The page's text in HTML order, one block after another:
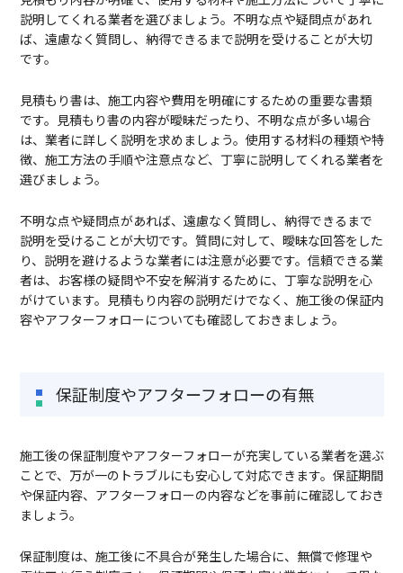
説明してくれる業者を選びましょう。不明な点や疑問点があれ
ば、遠慮なく質問し、納得できるまで説明を受けることが大切
です。
見積もり書は、施工内容や費用を明確にするための重要な書類
です。見積もり書の内容が曖昧だったり、不明な点が多い場合
は、業者に詳しく説明を求めましょう。使用する材料の種類や特
徴、施工方法の手順や注意点など、丁寧に説明してくれる業者を
選びましょう。
不明な点や疑問点があれば、遠慮なく質問し、納得できるまで
説明を受けることが大切です。質問に対して、曖昧な回答をした
り、説明を避けるような業者には注意が必要です。信頼できる業
者は、お客様の疑問や不安を解消するために、丁寧な説明を心
がけています。見積もり内容の説明だけでなく、施工後の保証内
容やアフターフォローについても確認しておきましょう。
保証制度やアフターフォローの有無
施工後の保証制度やアフターフォローが充実している業者を選ぶ
ことで、万が一のトラブルにも安心して対応できます。保証期間
や保証内容、アフターフォローの内容などを事前に確認しておき
ましょう。
保証制度は、施工後に不具合が発生した場合に、無償で修理や